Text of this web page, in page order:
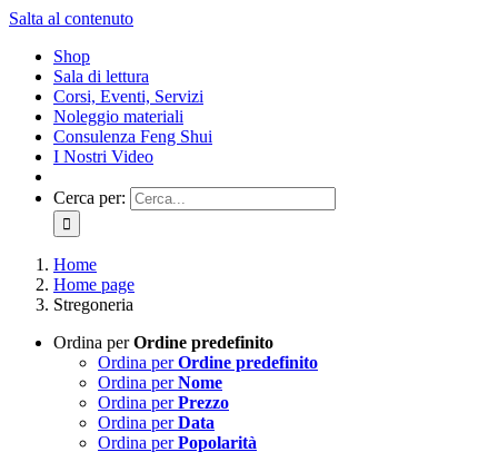
Salta al contenuto
Shop
Sala di lettura
Corsi, Eventi, Servizi
Noleggio materiali
Consulenza Feng Shui
I Nostri Video
Cerca per:
Home
Home page
Stregoneria
Ordina perOrdine predefinito
Ordina perOrdine predefinito
Ordina perNome
Ordina perPrezzo
Ordina perData
Ordina perPopolarità